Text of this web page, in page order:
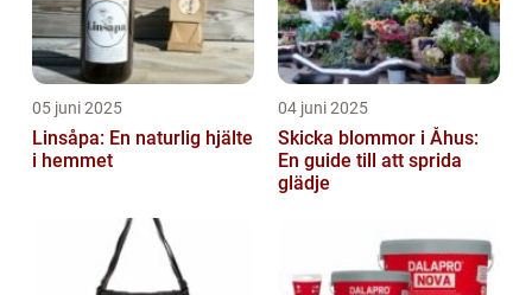
05 juni 2025
Linsåpa: En naturlig hjälte
i hemmet
04 juni 2025
Skicka blommor i Åhus:
En guide till att sprida
glädje